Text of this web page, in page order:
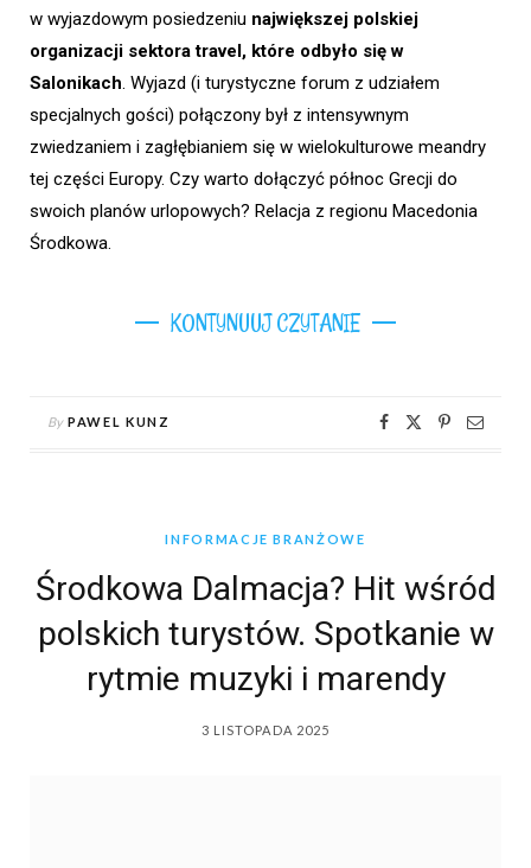
w wyjazdowym posiedzeniu największej polskiej
organizacji sektora travel, które odbyło się w
Salonikach. Wyjazd (i turystyczne forum z udziałem
specjalnych gości) połączony był z intensywnym
zwiedzaniem i zagłębianiem się w wielokulturowe meandry
tej części Europy. Czy warto dołączyć północ Grecji do
swoich planów urlopowych? Relacja z regionu Macedonia
Środkowa.
KONTYNUUJ CZYTANIE
By PAWEL KUNZ
INFORMACJE BRANŻOWE
Środkowa Dalmacja? Hit wśród
polskich turystów. Spotkanie w
rytmie muzyki i marendy
3 LISTOPADA 2025